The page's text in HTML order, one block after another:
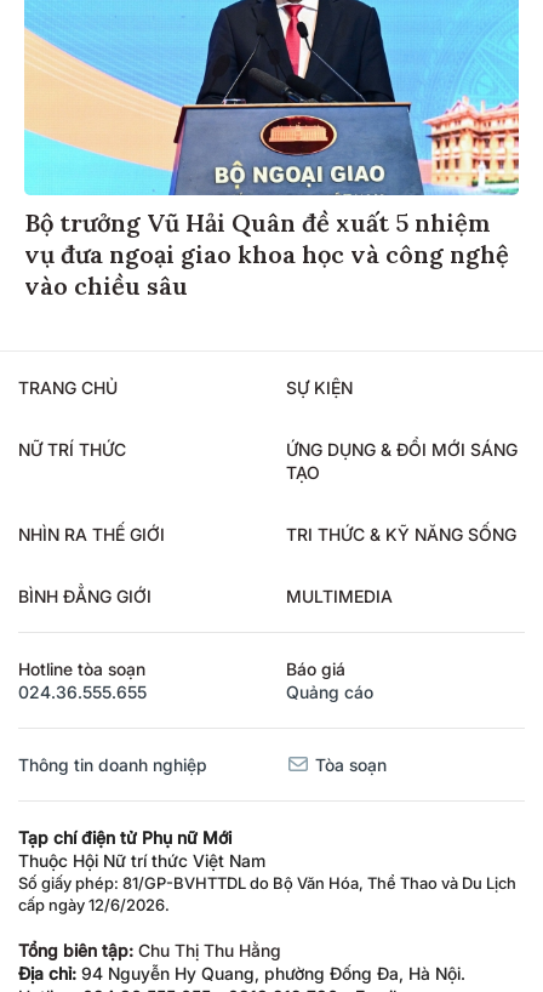
Bộ trưởng Vũ Hải Quân đề xuất 5 nhiệm
vụ đưa ngoại giao khoa học và công nghệ
vào chiều sâu
TRANG CHỦ SỰ KIỆN
NỮ TRÍ THỨC
ỨNG DỤNG & ĐỔI MỚI SÁNG
TẠO
NHÌN RA THẾ GIỚI TRI THỨC & KỸ NĂNG SỐNG
BÌNH ĐẲNG GIỚI MULTIMEDIA
Hotline tòa soạn
024.36.555.655
Báo giá
Quảng cáo
Thông tin doanh nghiệp Tòa soạn
Tạp chí điện tử Phụ nữ Mới
Thuộc Hội Nữ trí thức Việt Nam
Số giấy phép: 81/GP-BVHTTDL do Bộ Văn Hóa, Thể Thao và Du Lịch
cấp ngày 12/6/2026.
Tổng biên tập: Chu Thị Thu Hằng
Địa chỉ: 94 Nguyễn Hy Quang, phường Đống Đa, Hà Nội.